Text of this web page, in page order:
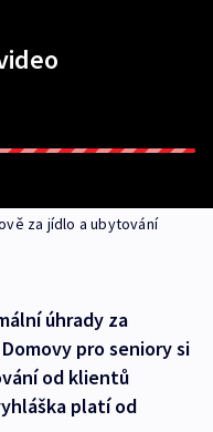
za jídlo a ubytování
úhrady za
pro seniory si
od klientů
platí od